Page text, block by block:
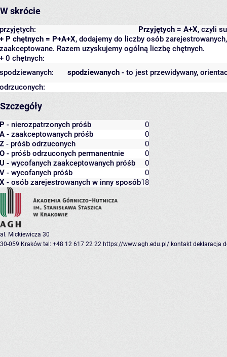
W skrócie
Przyjętych = A+X, czyli
przyjętych:
+ P chętnych = P+A+X, dodajemy do liczby osób
zaakceptowane. Razem uzyskujemy ogólną liczbę chętnych.
+ 0 chętnych:
spodziewanych - to jest przewidywany,
spodziewanych:
odrzuconych:
Szczegóły
P - nierozpatrzonych próśb
0
A - zaakceptowanych próśb
0
Z - próśb odrzuconych
0
O - próśb odrzuconych permanentnie
0
U - wycofanych zaakceptowanych próśb
0
V - wycofanych próśb
0
X - osób zarejestrowanych w inny sposób18
al. Mickiewicza 30
30-059 Kraków tel: +48 12 617 22 22 https://www.agh.edu.pl/ kontakt deklaracja